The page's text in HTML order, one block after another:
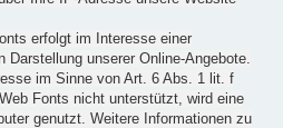
erfolgt im Interesse einer
Darstellung unserer Online-Angebote.
im Sinne von Art. 6 Abs. 1 lit. f
Fonts nicht unterstützt, wird eine
genutzt. Weitere Informationen zu